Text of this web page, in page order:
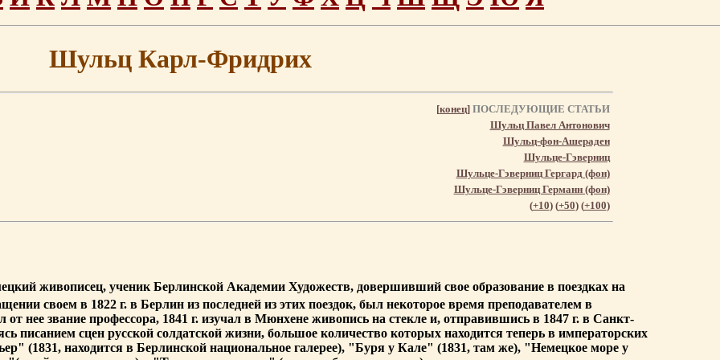
Шульц Карл-Фридрих
[конец]ПОСЛЕДУЮЩИЕ СТАТЬИ
Шульц Павел Антонович
Шульц-фон-Ашераден
Шульце-Гэверниц
Шульце-Гэверниц Гергард (фон)
Шульце-Гэверниц Германн (фон)
(+10) (+50) (+100)
живописец, ученик Берлинской Академии Художеств, довершивший свое образование в поездках на
своем в 1822 г. в Берлин из последней из этих поездок, был некоторое время преподавателем в
нее звание профессора, 1841 г. изучал в Мюнхене живопись на стекле и, отправившись в 1847 г. в Санкт-
писанием сцен русской солдатской жизни, большое количество которых находится теперь в императорских
(1831, находится в Берлинской национальное галерее), "Буря у Кале" (1831, там же), "Немецкое море у